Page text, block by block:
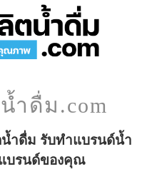
ำดื่ม.com
ำดื่ม รับทำแบรนด์น้ำ
บรนด์ของคุณ